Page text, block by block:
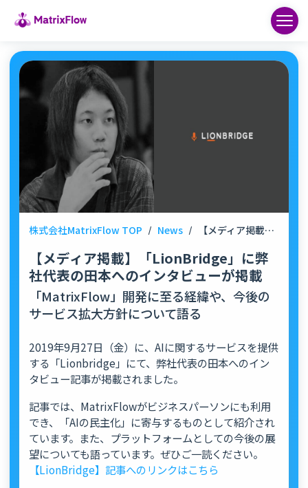
株式会社MatrixFlow TOP / News / 【メディア掲載】「LionBridge」に弊社代表の田本へのインタビューが掲載
【メディア掲載】「LionBridge」に弊
社代表の田本へのインタビューが掲載
「MatrixFlow」開発に至る経緯や、今後の
サービス拡大方針について語る
2019年9月27日（金）に、AIに関するサービスを提供
する「Lionbridge」にて、弊社代表の田本へのイン
タビュー記事が掲載されました。
記事では、MatrixFlowがビジネスパーソンにも利用
でき、「AIの民主化」に寄与するものとして紹介され
ています。また、プラットフォームとしての今後の展
望についても語っています。ぜひご一読ください。
【LionBridge】記事へのリンクはこちら